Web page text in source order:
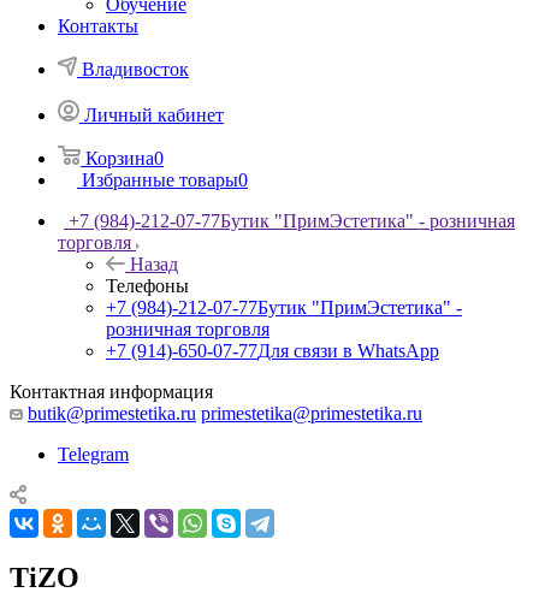
Обучение
Контакты
Владивосток
Личный кабинет
Корзина0
Избранные товары0
+7 (984)-212-07-77Бутик "ПримЭстетика" - розничная
торговля
Назад
Телефоны
+7 (984)-212-07-77Бутик "ПримЭстетика" -
розничная торговля
+7 (914)-650-07-77Для связи в WhatsApp
Контактная информация
butik@primestetika.ru primestetika@primestetika.ru
Telegram
TiZO